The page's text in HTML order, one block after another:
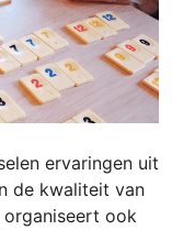
ervaringen uit
de kwaliteit van
organiseert ook